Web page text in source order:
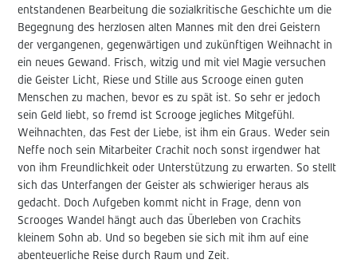
entstandenen Bearbeitung die sozialkritische Geschichte um die
Begegnung des herzlosen alten Mannes mit den drei Geistern
der vergangenen, gegenwärtigen und zukünftigen Weihnacht in
ein neues Gewand. Frisch, witzig und mit viel Magie versuchen
die Geister Licht, Riese und Stille aus Scrooge einen guten
Menschen zu machen, bevor es zu spät ist. So sehr er jedoch
sein Geld liebt, so fremd ist Scrooge jegliches Mitgefühl.
Weihnachten, das Fest der Liebe, ist ihm ein Graus. Weder sein
Neffe noch sein Mitarbeiter Crachit noch sonst irgendwer hat
von ihm Freundlichkeit oder Unterstützung zu erwarten. So stellt
sich das Unterfangen der Geister als schwieriger heraus als
gedacht. Doch Aufgeben kommt nicht in Frage, denn von
Scrooges Wandel hängt auch das Überleben von Crachits
kleinem Sohn ab. Und so begeben sie sich mit ihm auf eine
abenteuerliche Reise durch Raum und Zeit.